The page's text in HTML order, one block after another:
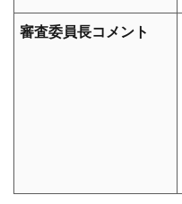
審査委員長コメント